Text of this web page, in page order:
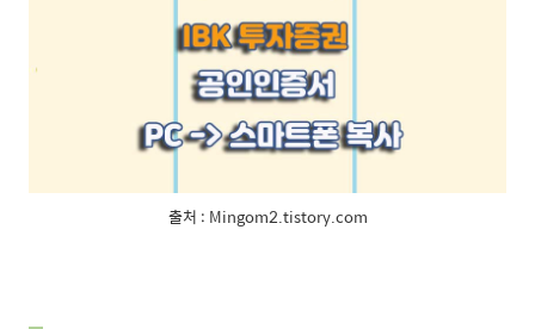
출처 : Mingom2.tistory.com